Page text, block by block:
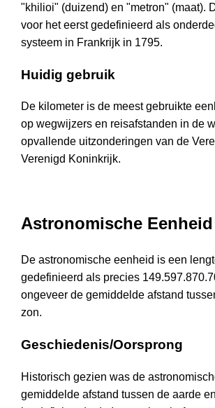
"khilioi" (duizend) en "metron" (maat).
voor het eerst gedefinieerd als
systeem in Frankrijk in 1795.
Huidig gebruik
De kilometer is de meest gebruikte
op wegwijzers en reisafstanden in de
opvallende uitzonderingen van de
Verenigd Koninkrijk.
Astronomische Eenheid
De astronomische eenheid is een
gedefinieerd als precies
ongeveer de gemiddelde afstand
zon.
Geschiedenis/Oorsprong
Historisch gezien was de
gemiddelde afstand tussen de aarde